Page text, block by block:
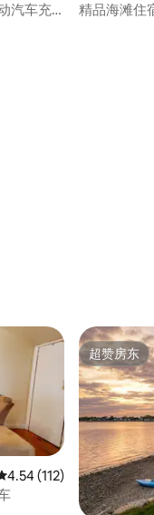
汽车充
精品海滩住
均评分 4.54 分（满分 5
4.54 (112)
超赞房东
超赞房东